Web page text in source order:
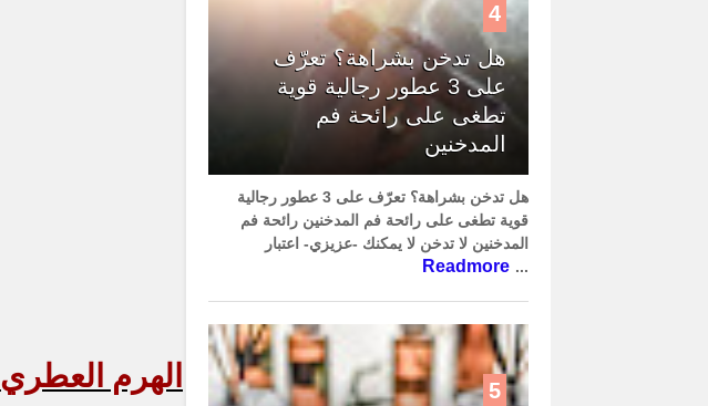
الهرم العطري
4
هل تدخن بشراهة؟ تعرّف
على 3 عطور رجالية قوية
تطغى على رائحة فم
المدخنين
هل تدخن بشراهة؟ تعرّف على 3 عطور رجالية
قوية تطغى على رائحة فم المدخنين رائحة فم
المدخنين لا تدخن لا يمكنك -عزيزي- اعتبار
...
Readmore
5